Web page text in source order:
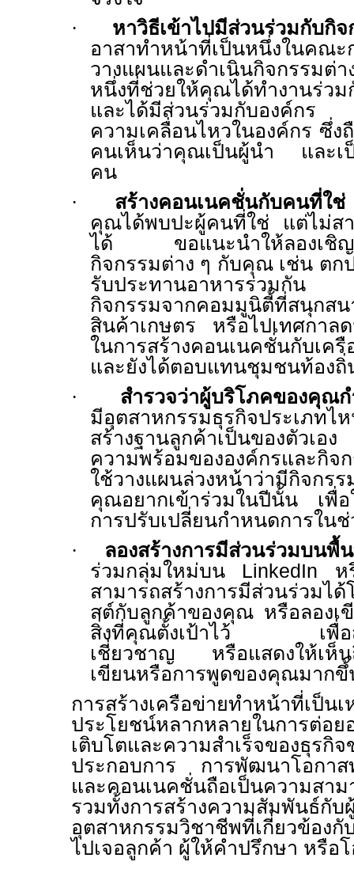
·
หาวิธีเข้าไปมีส่วนร่วมกับกิ
อาสาทำหน้าที่เป็นหนึ่งในค
วางแผนและดำเนินกิจกรรม
หนึ่งที่ช่วยให้คุณได้ทำงานร่ว
และได้มีส่วนร่วมกับองค์กร
ความเคลื่อนไหวในองค์กร ซึ่ง
คนเห็นว่าคุณเป็นผู้นำ และเ
คน
·
สร้างคอนเนคชั่นกับคนที่ใช่
คุณได้พบปะผู้คนที่ใช่ แต่ไม่ส
ได้ ขอแนะนำให้ลองเชิญช
กิจกรรมต่าง ๆ กับคุณ เช่น ตก
รับประทานอาหารร่วมกัน
กิจกรรมจากคอมมูนิตี้ที่สนุกส
สินค้าเกษตร หรือไปเทศกาล
ในการสร้างคอนเนคชั่นกับเค
และยังได้ตอบแทนชุมชนท้องถิ่
·
สำรวจว่าผู้บริโภคของคุณก
มีอุตสาหกรรมธุรกิจประเภทไ
สร้างฐานลูกค้าเป็นของตัวเ
ความพร้อมขององค์กรและกิจ
ใช้วางแผนล่วงหน้าว่ามีกิจกร
คุณอยากเข้าร่วมในปีนั้น เพื่
การปรับเปลี่ยนกำหนดการในช่
·
ลองสร้างการมีส่วนร่วมบนพื้
ร่วมกลุ่มใหม่บน LinkedIn ห
สามารถสร้างการมีส่วนร่วมไ
สต์กับลูกค้าของคุณ หรือลองเ
สิ่งที่คุณตั้งเป้าไว้ เพื่อสะ
เชี่ยวชาญ หรือแสดงให้เห็น
เขียนหรือการพูดของคุณมากขึ้
การสร้างเครือข่ายทำหน้าที่เป็น
ประโยชน์หลากหลายในการต่อย
เติบโตและความสำเร็จของธุร
ประกอบการ การพัฒนาโอกาส
และคอนเนคชั่นถือเป็นความสา
รวมทั้งการสร้างความสัมพันธ์กับ
อุตสาหกรรมวิชาชีพที่เกี่ยวข้อ
ไปเจอลูกค้า ผู้ให้คำปรึกษา หรือ